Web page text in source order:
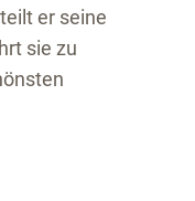
er seine
sie zu